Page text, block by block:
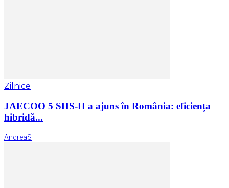
Zilnice
JAECOO 5 SHS-H a ajuns în România: eficiența
hibridă...
AndreaS